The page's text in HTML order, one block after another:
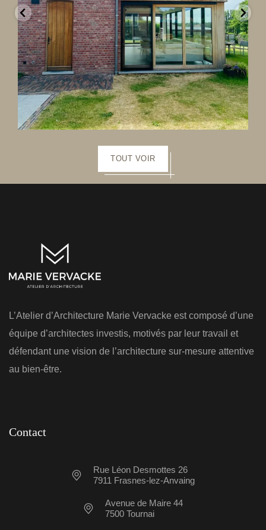
TOUT VOIR
L’Atelier d’Architecture Marie Vervacke est composé d’une
équipe d’architectes investis, motivés par leur travail et
défendant une vision de l’architecture sur-mesure attentive
au bien-être.
Contact
Rue Léon Desmottes 26
7911 Frasnes-lez-Anvaing
Avenue de Maire 44
7500 Tournai